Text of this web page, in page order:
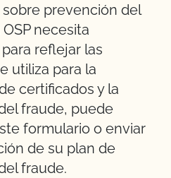
prevención del
necesita
reflejar las
utiliza para la
certificados y la
fraude, puede
formulario o enviar
de su plan de
fraude.